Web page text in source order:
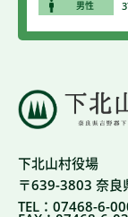
下北山村役場
〒639-3803 奈良
TEL：07468-6-
男性